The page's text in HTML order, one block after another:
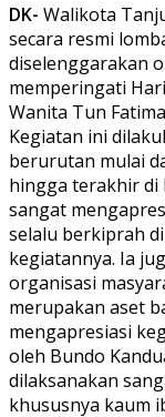
DK- Walikota
secara resmi
diselenggarakan
memperingati
Wanita Tun
Kegiatan ini
berurutan mulai
hingga terakhir di
sangat
selalu berkiprah
kegiatannya. Ia
organisasi
merupakan aset
mengapresiasi
oleh Bundo
dilaksanakan
khususnya kaum